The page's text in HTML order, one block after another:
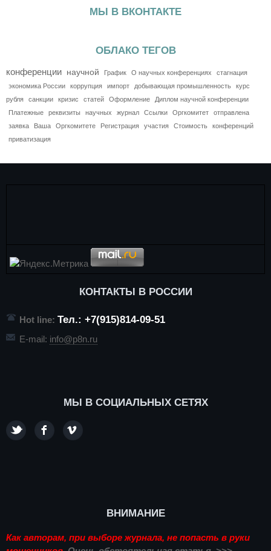
МЫ В ВКОНТАКТЕ
ОБЛАКО ТЕГОВ
конференции научной График О научных конференциях
стагнация
экономика России
коррупция импорт добывающая промышленность
курс
рубля
санкции кризис статей Оформление
Диплом научной конференции
Платежные
реквизиты научных журнал Ссылки Оргкомитет
отправлена
заявка
Ваша Оргкомитете Регистрация участия Стоимость
конференций
приватизация
КОНТАКТЫ В РОССИИ
Hot line: Тел.: +7(915)814-09-51
E-mail: info@p8n.ru
МЫ В СОЦИАЛЬНЫХ СЕТЯХ
ВНИМАНИЕ
Как авторам, при выборе журнала, не попасть в руки